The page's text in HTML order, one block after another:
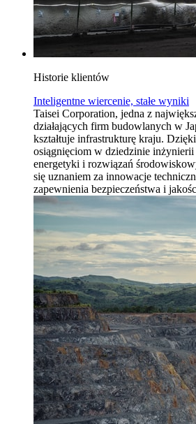
Historie klientów
Inteligentne wiercenie, stałe wyniki
Taisei Corporation, jedna z
działających firm budowlanych w
kształtuje infrastrukturę kraju.
osiągnięciom w dziedzinie
energetyki i rozwiązań
się uznaniem za innowacje
zapewnienia bezpieczeństwa i